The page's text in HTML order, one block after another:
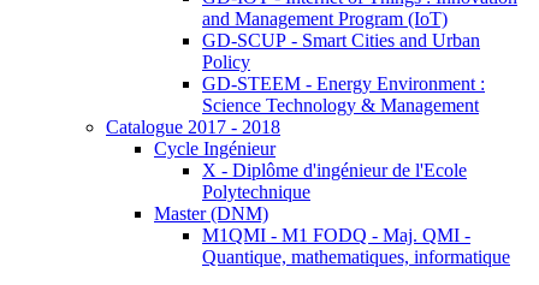
and Management Program (IoT)
GD-SCUP - Smart Cities and Urban
Policy
GD-STEEM - Energy Environment :
Science Technology & Management
Catalogue 2017 - 2018
Cycle Ingénieur
X - Diplôme d'ingénieur de l'Ecole
Polytechnique
Master (DNM)
M1QMI - M1 FODQ - Maj. QMI -
Quantique, mathematiques, informatique